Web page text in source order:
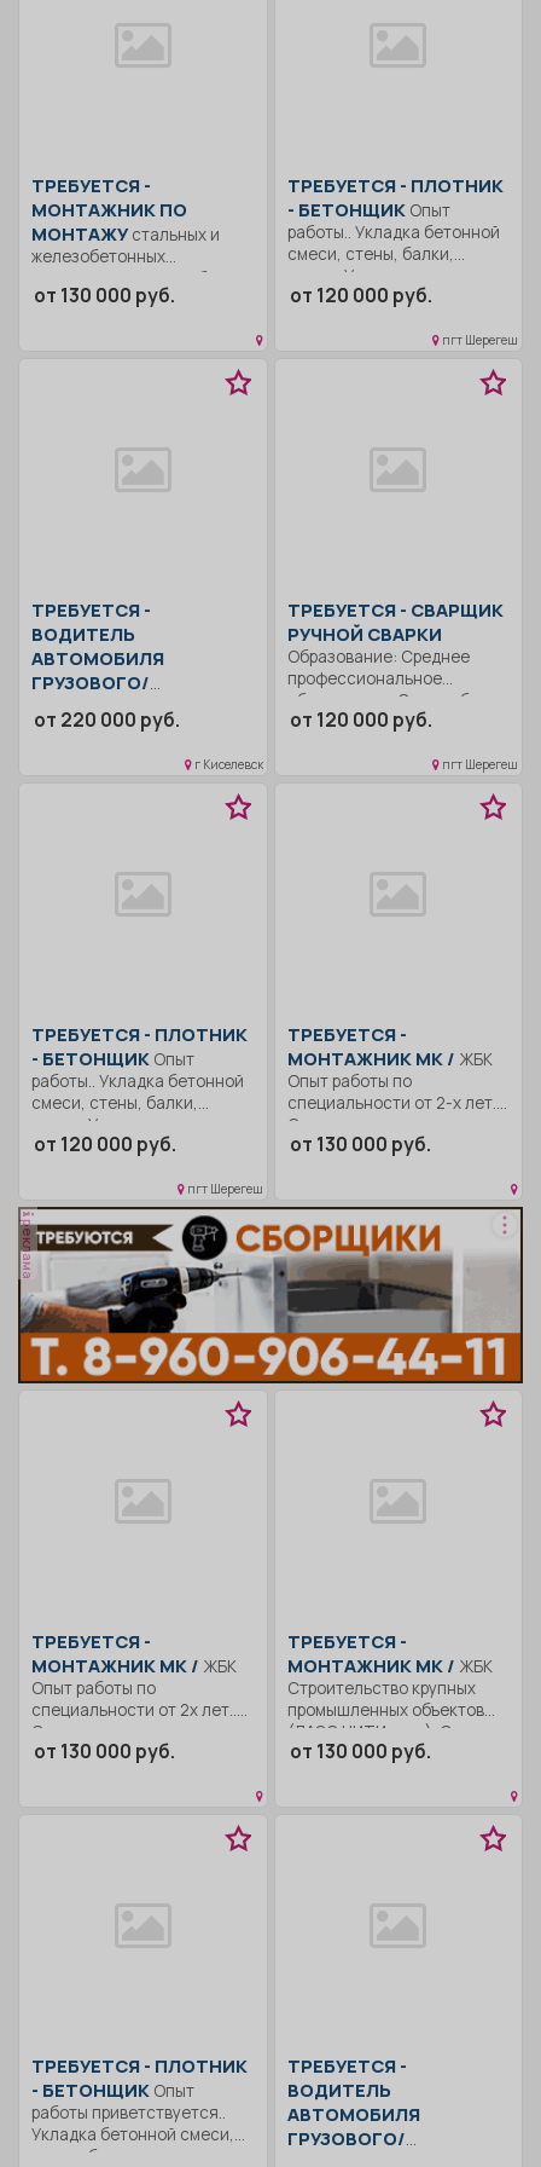
ТРЕБУЕТСЯ -
МОНТАЖНИК ПО
МОНТАЖУстальных и
железобетонных
конструкций Опыт работы
по специальности от 2-х...
от 130 000 руб.
ТРЕБУЕТСЯ - ПЛОТНИК
- БЕТОНЩИКОпыт
работы.. Укладка бетонной
смеси, стены, балки,
плиты; Укладка...
от 120 000 руб.
пгт Шерегеш
ТРЕБУЕТСЯ -
ВОДИТЕЛЬ
АВТОМОБИЛЯ
ГРУЗОВОГО/
СПЕЦИАЛЬНОГО
Перевозка угля. Контроль
автомобиля. Мелкосрочный
от 220 000 руб.
г Киселевск
ТРЕБУЕТСЯ - СВАРЩИК
РУЧНОЙ СВАРКИ
Образование: Среднее
профессиональное
образование. Опыт работы..
Сварка технологических
от 120 000 руб.
пгт Шерегеш
ТРЕБУЕТСЯ - ПЛОТНИК
- БЕТОНЩИК
работы.. Укладка бетонной
смеси, стены, балки,
плиты; Укладка...
от 120 000 руб.
пгт Шерегеш
ТРЕБУЕТСЯ -
МОНТАЖНИК МК / ЖБК
Опыт работы по
специальности от 2-х лет..
Строительство крупных...
от 130 000 руб.
реклама
ТРЕБУЕТСЯ -
МОНТАЖНИК МК / ЖБК
Опыт работы по
специальности от 2х лет..
Строительство крупных...
от 130 000 руб.
ТРЕБУЕТСЯ -
МОНТАЖНИК МК / ЖБК
Строительство крупных
промышленных объектов
(ЛАЭС НИТИ и др.). Опыт...
от 130 000 руб.
ТРЕБУЕТСЯ - ПЛОТНИК
- БЕТОНЩИК
работы приветствуется..
Укладка бетонной смеси,
стены, балки, плиты;...
ТРЕБУЕТСЯ -
ВОДИТЕЛЬ
АВТОМОБИЛЯ
ГРУЗОВОГО/